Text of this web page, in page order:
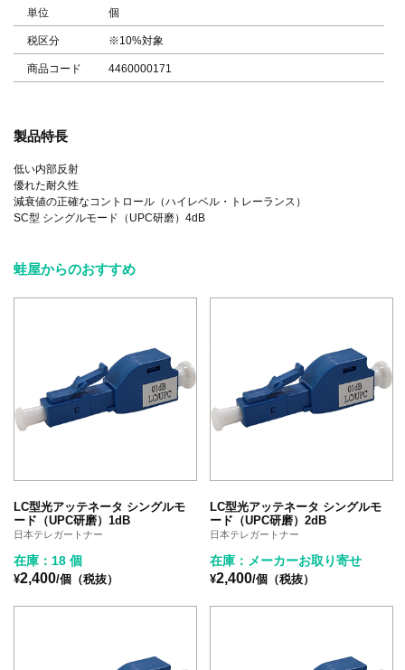
単位 個
税区分 ※10%対象
商品コード 4460000171
製品特長
低い内部反射
優れた耐久性
減衰値の正確なコントロール（ハイレベル・トレーランス）
SC型 シングルモード（UPC研磨）4dB
蛙屋からのおすすめ
LC型光アッテネータ シングルモ
ード（UPC研磨）1dB
日本テレガートナー
在庫：18 個
¥2,400/個（税抜）
LC型光アッテネータ シングルモ
ード（UPC研磨）2dB
日本テレガートナー
在庫：メーカーお取り寄せ
¥2,400/個（税抜）